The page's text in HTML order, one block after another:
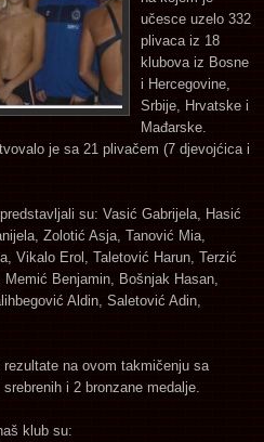
učesce uzelo 332
plivaca iz 18
klubova iz Bosne
i Hercegovine,
Srbije, Hrvatske i
Mađarske.
je sa 21 plivačem (7 djevojćica i
su: Vasić Gabrijela, Hasić
Zolotić Asja, Tanović Mia,
Vikalo Erol, Taletović Harun, Terzić
Benjamin, Bošnjak Hasan,
Aldin, Saletović Adin,
na ovom takmičenju sa
i 2 bronzane medalje.
klub su: